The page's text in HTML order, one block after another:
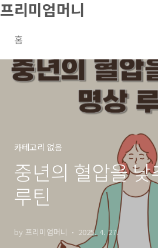
본문 바로가기
프리미엄머니
홈
카테고리 없음
중년의 혈압을
루틴
by 프리미엄머니 2025. 4. 27.